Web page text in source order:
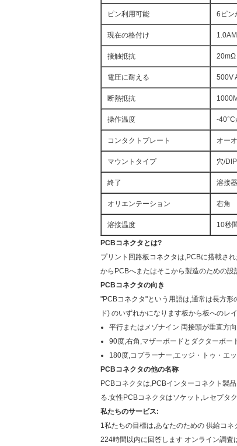
ピン利用可能 6ピン
現在の格付け
接触抵抗 20mΩ
電圧に耐える 500V
断熱抵抗
操作温度 -40°C
コンタクトプレート オー
マウントタイプ 穴/
終了 溶接器
オリエンテーション 右角
溶接温度 10秒
PCBコネクタとは?
プリント回路板コネクタは,PCBに搭載さ
からPCBへまたはそこから製造のための
PCBコネクタの向き
"PCBコネクタ"という用語は,通常は長方
ド) のいずれかになります板から板へのレ
平行またはメゾナイン 両接頭が垂直方
90度,右角,マザーボードとダクターボー
180度,コプラーナー,エッジ・トゥ・エ
PCBコネクタの他の名称
PCBコネクタは,PCBインターコネクト製
る.女性PCBコネクタはソケット,レセプタ
私たちのサービス:
1私たちの目標は,あなたのための 供給コ
224時間以内に回答します オンライン調査